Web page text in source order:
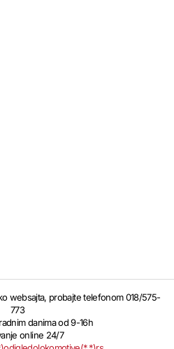
websajta, probajte telefonom 018/575-
773
danima od 9-16h
online 24/7